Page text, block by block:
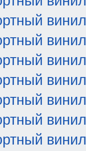
винил
винил
винил
винил
винил
винил
винил